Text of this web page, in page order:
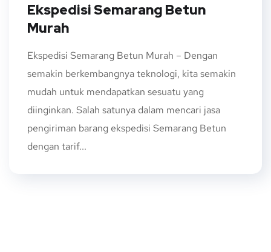
Ekspedisi Semarang Betun
Murah
Ekspedisi Semarang Betun Murah – Dengan
semakin berkembangnya teknologi, kita semakin
mudah untuk mendapatkan sesuatu yang
diinginkan. Salah satunya dalam mencari jasa
pengiriman barang ekspedisi Semarang Betun
dengan tarif...